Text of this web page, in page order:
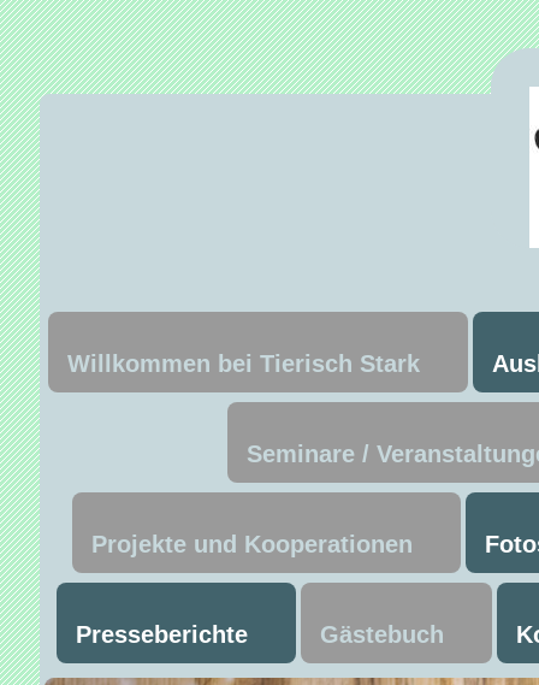
Willkommen bei Tierisch Stark
Seminare /
Projekte und Kooperationen
Presseberichte Gästebuch